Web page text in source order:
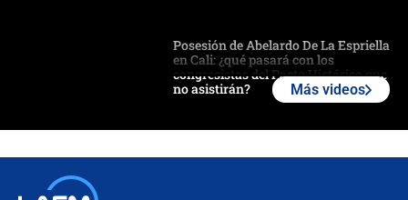
Posesión de Abelardo De La Espriella
en Cali: ¿qué pasará con los
congresistas del Pacto Histórico que
no asistirán?
Más videos